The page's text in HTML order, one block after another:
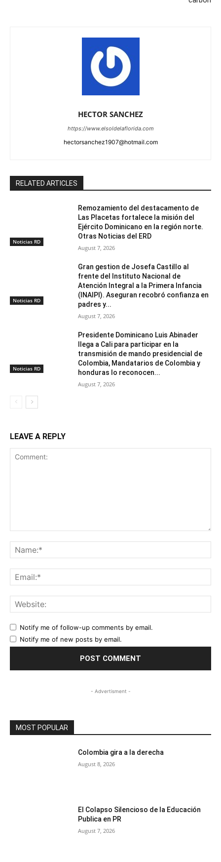
HECTOR SANCHEZ
https://www.elsoldelaflorida.com
hectorsanchez1907@hotmail.com
RELATED ARTICLES
Noticias RD
Remozamiento del destacamento de
Las Placetas fortalece la misión del
Ejército Dominicano en la región norte.
Otras Noticias del ERD
August 7, 2026
Noticias RD
Gran gestion de Josefa Castillo al
frente del Instituto Nacional de
Atención Integral a la Primera Infancia
(INAIPI). Aseguran recobró confianza en
padres y...
August 7, 2026
Noticias RD
Presidente Dominicano Luis Abinader
llega a Cali para participar en la
transmisión de mando presidencial de
Colombia, Mandatarios de Colombia y
honduras lo reconocen...
August 7, 2026
LEAVE A REPLY
Notify me of follow-up comments by email.
Notify me of new posts by email.
- Advertisment -
MOST POPULAR
Colombia gira a la derecha
August 8, 2026
El Colapso Silencioso de la Educación
Publica en PR
August 7, 2026